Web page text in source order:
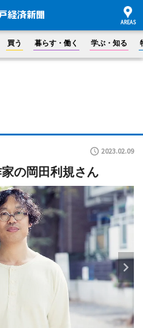
買う 暮らす・働く 学ぶ・知る
2023.02.09
の岡田利規さん